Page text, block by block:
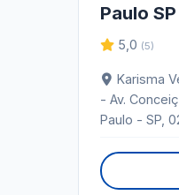
Paulo SP
5,0 (5)
Karisma
- Av.
Paulo - SP,